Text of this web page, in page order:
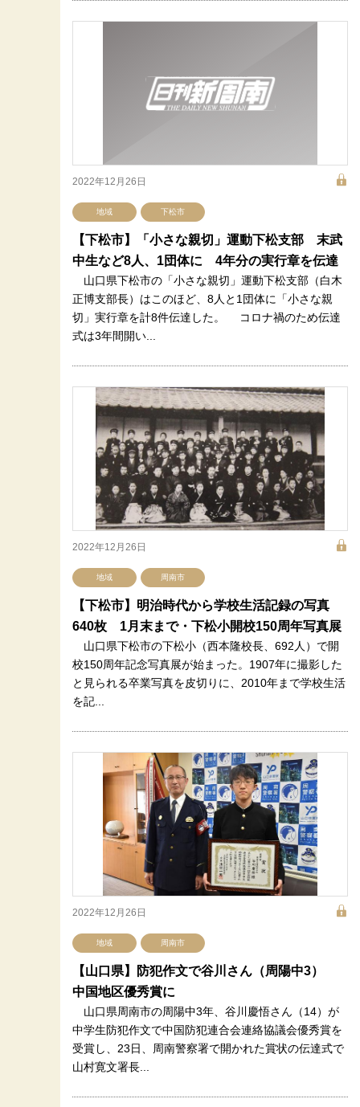
2022年12月26日
地域 下松市
【下松市】「小さな親切」運動下松支部 末武
中生など8人、1団体に 4年分の実行章を伝達
山口県下松市の「小さな親切」運動下松支部（白木
正博支部長）はこのほど、8人と1団体に「小さな親
切」実行章を計8件伝達した。 コロナ禍のため伝達
式は3年間開い...
2022年12月26日
地域 周南市
【下松市】明治時代から学校生活記録の写真
640枚 1月末まで・下松小開校150周年写真展
山口県下松市の下松小（西本隆校長、692人）で開
校150周年記念写真展が始まった。1907年に撮影した
と見られる卒業写真を皮切りに、2010年まで学校生活
を記...
2022年12月26日
地域 周南市
【山口県】防犯作文で谷川さん（周陽中3）
中国地区優秀賞に
山口県周南市の周陽中3年、谷川慶悟さん（14）が
中学生防犯作文で中国防犯連合会連絡協議会優秀賞を
受賞し、23日、周南警察署で開かれた賞状の伝達式で
山村寛文署長...